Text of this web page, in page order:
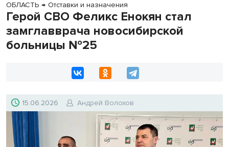
ОБЛАСТЬ → Отставки и назначения
Герой СВО Феликс Енокян стал
замглавврача новосибирской
больницы №25
15.06.2026 Андрей Волохов